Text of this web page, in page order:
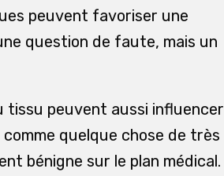
peuvent favoriser une
question de faute, mais un
tissu peuvent aussi influencer
quelque chose de très
bénigne sur le plan médical.